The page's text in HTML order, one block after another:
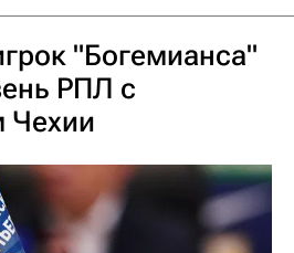
"Богемианса"
РПЛ с
Чехии